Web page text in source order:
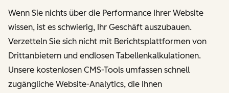
Wenn Sie nichts über die Performance Ihrer Website
wissen, ist es schwierig, Ihr Geschäft auszubauen.
Verzetteln Sie sich nicht mit Berichtsplattformen von
Drittanbietern und endlosen Tabellenkalkulationen.
Unsere kostenlosen CMS-Tools umfassen schnell
zugängliche Website-Analytics, die Ihnen